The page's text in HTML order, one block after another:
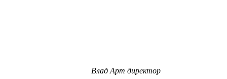
Влад Арт директор